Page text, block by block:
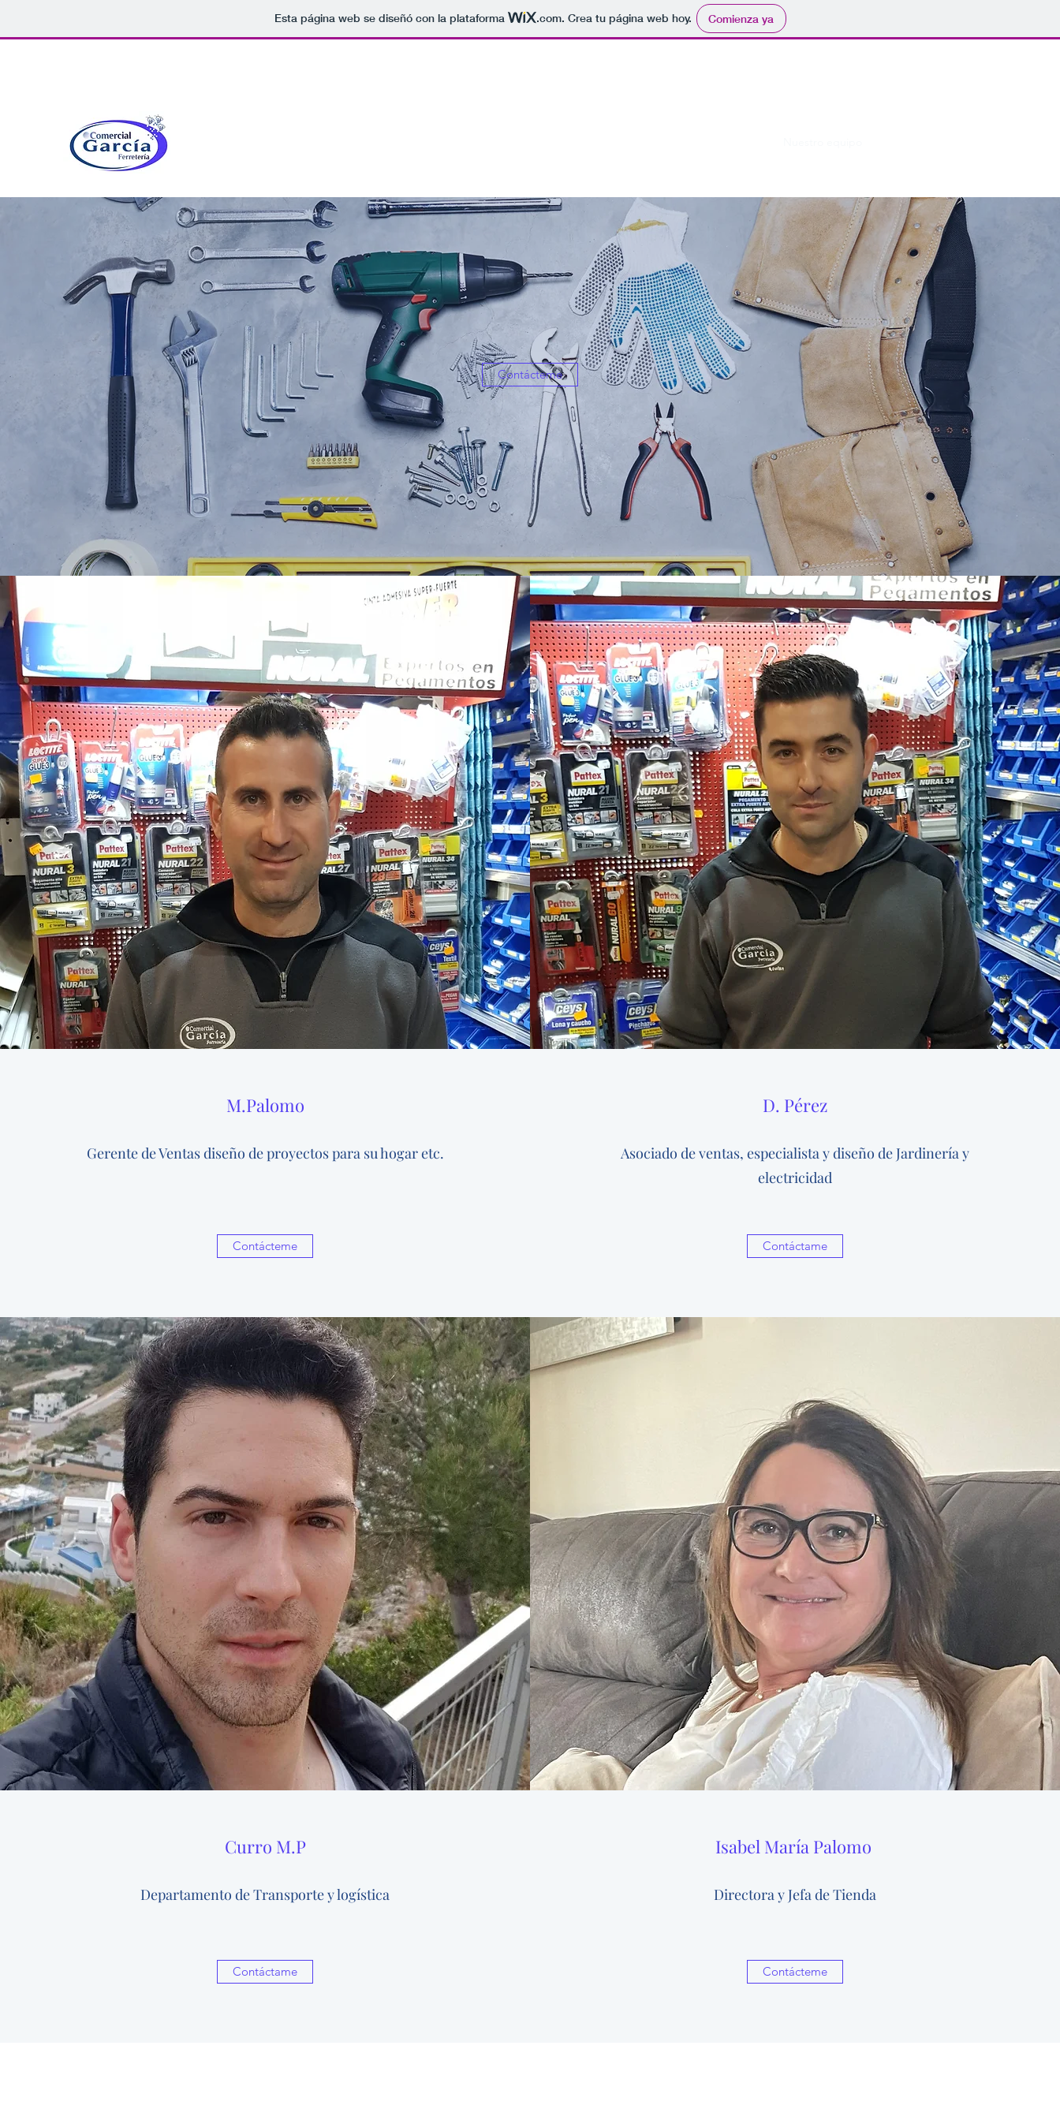
Esta página web se diseñó con la plataforma .com. Crea tu página web hoy. Comienza ya
Contácteme
M.Palomo
Gerente de Ventas diseño de proyectos para su hogar etc.
Contácteme
D. Pérez
Asociado de ventas, especialista y diseño de Jardinería y
electricidad
Contáctame
Curro M.P
Departamento de Transporte y logística
Contáctame
Isabel María Palomo
Directora y Jefa de Tienda
Contácteme